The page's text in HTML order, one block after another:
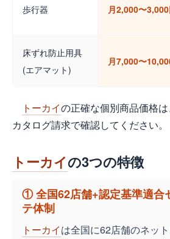
歩行器 月2,000〜
床ずれ防止用具
(エアマット)
月7,000〜
トーカイの正確な個別商品価格
カタログ請求で確認してください。
トーカイの3つの特徴
① 全国62店舗+認定基準適合
テ体制
トーカイは全国に62店舗のネッ